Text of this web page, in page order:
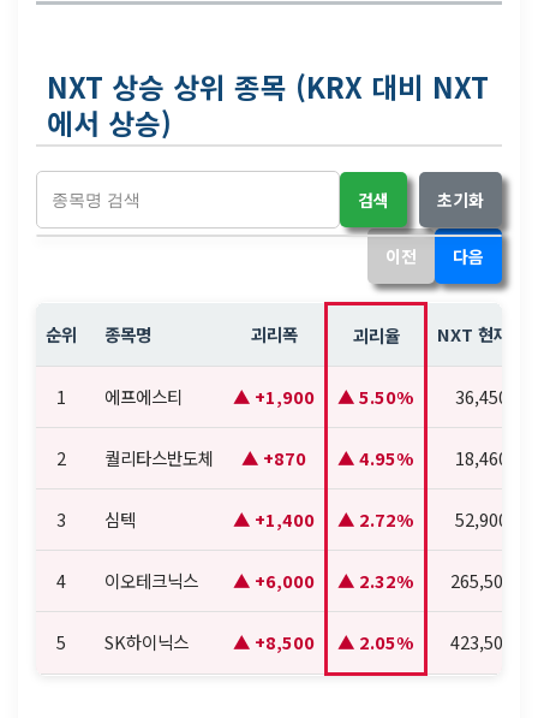
NXT 상승 상위 종목 (KRX 대비 NXT
에서 상승)
검색 초기화
이전 다음
순위 종목명 괴리폭 괴리율 NXT 현재가
1 에프에스티 +1,900 5.50% 36,450
2 퀄리타스반도체 +870 4.95% 18,460
3 심텍 +1,400 2.72% 52,900
4 이오테크닉스 +6,000 2.32% 265,500
5 SK하이닉스 +8,500 2.05% 423,500